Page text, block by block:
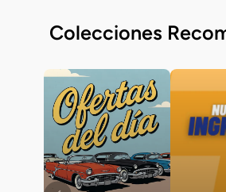
Colecciones